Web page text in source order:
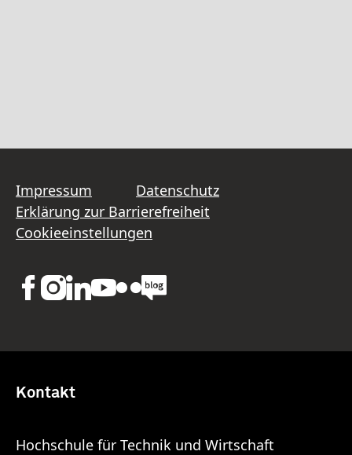
Impressum
Datenschutz
Erklärung zur Barrierefreiheit
Cookieeinstellungen
Kontakt
Hochschule für Technik und Wirtschaft